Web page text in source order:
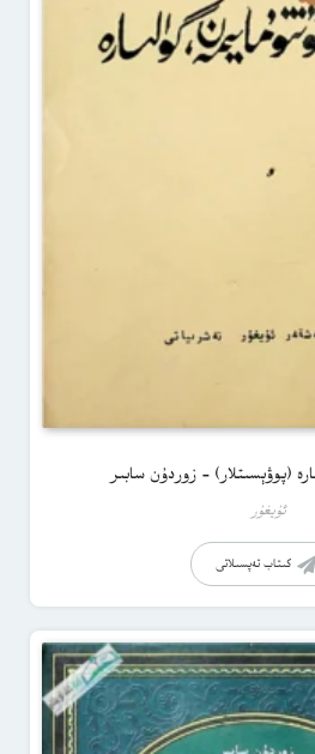
(پوۋېسىتلار) – زوردۇن سابىر
ئۇيغۇر
كىتاب تەپسىلاتى